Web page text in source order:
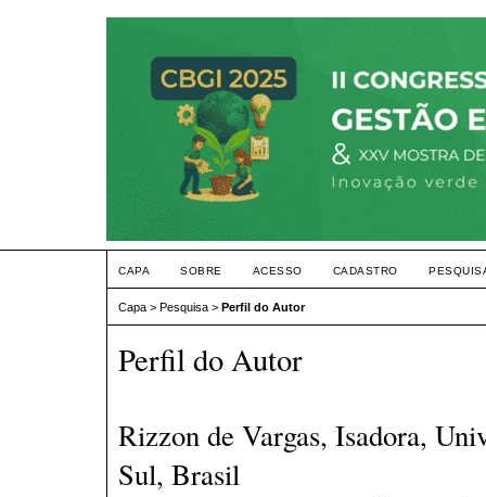
CAPA SOBRE ACESSO CADASTRO
Capa > Pesquisa > Perfil do Autor
Perfil do Autor
Rizzon de Vargas, Isadora,
Sul, Brasil